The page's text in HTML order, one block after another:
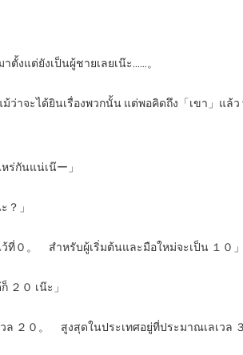
แต่ยังเป็นผู้ชายเลยเน๊ะ……。
าจะได้ยินเรื่องพวกนั้น แต่พอคิดถึง「เขา」แ
ร่กันแน่เน๊ー」
」
ที่０。 สำหรับผู้เริ่มต้นและมือใหม่จะเป็น １０」
０ เน๊ะ」
ล ２０。 สูงสุดในประเทศอยู่ที่ประมาณเลเวล